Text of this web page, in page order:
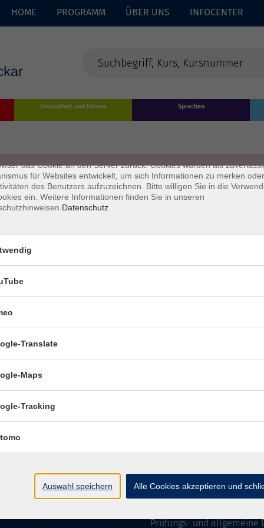
HOME PROGRAMM ÜBER UNS INFOCENTER
Gesundheit und Fitness Sprachen
Öffnungszeiten:
Mo–Do nachmittags:
Termine für Beratung
Öffnungszeiten
Di9-12 Uhr
Mi9-12 Uhr
Do & Frgeschlossen
Prüfungs- und allgemeine
sind kleine Datenmengen, die von einer Website gesendet und vom
das Cookie an den Server zurück. Cookies wurden als
für Websites entwickelt, um sich Informationen zu merken
des Benutzers aufzuzeichnen. Bitte willigen Sie in die
ein. Weitere Informationen finden Sie in unseren
Datenschutz
Translate
Maps
Tracking
Auswahl speichern Alle Cookies akzeptieren und